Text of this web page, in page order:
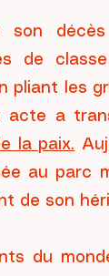
son
de
pliant les
acte a
la paix.
au parc
de son
du